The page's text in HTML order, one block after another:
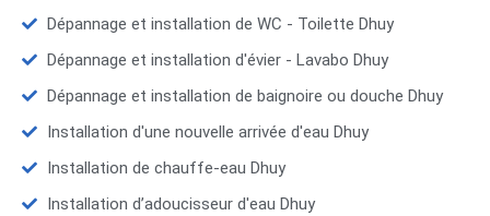
Dépannage et installation de WC - Toilette Dhuy
Dépannage et installation d'évier - Lavabo Dhuy
Dépannage et installation de baignoire ou douche Dhuy
Installation d'une nouvelle arrivée d'eau Dhuy
Installation de chauffe-eau Dhuy
Installation d’adoucisseur d'eau Dhuy